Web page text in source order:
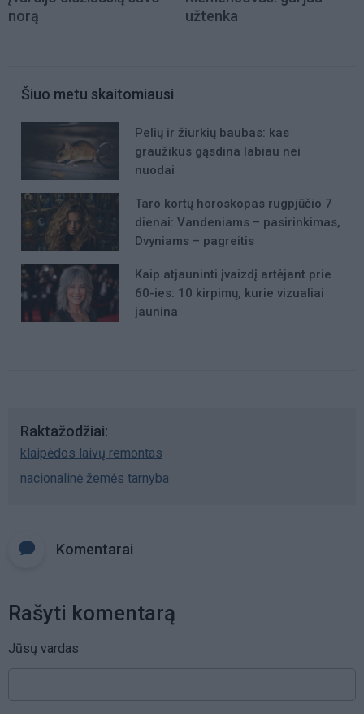
norą
užtenka
Šiuo metu skaitomiausi
Pelių ir žiurkių baubas: kas
graužikus gąsdina labiau nei
nuodai
Taro kortų horoskopas rugpjūčio 7
dienai: Vandeniams – pasirinkimas,
Dvyniams – pagreitis
Kaip atjauninti įvaizdį artėjant prie
60-ies: 10 kirpimų, kurie vizualiai
jaunina
Raktažodžiai
klaipėdos laivų remontas
nacionalinė žemės tarnyba
Komentarai
Rašyti komentarą
Jūsų vardas